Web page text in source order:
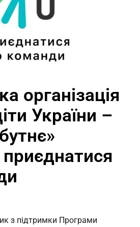
організація
України –
з підтримки Програми